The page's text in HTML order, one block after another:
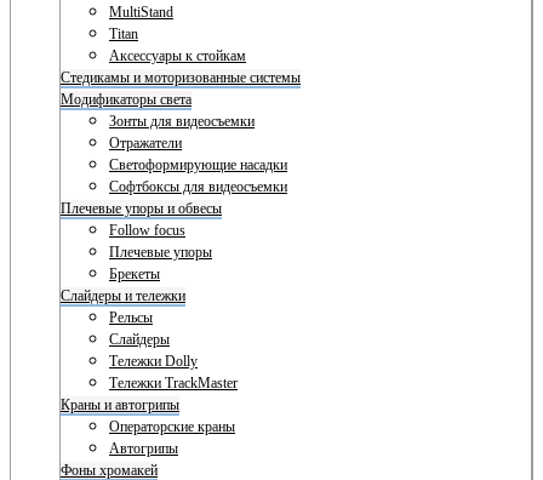
MultiStand
Titan
Аксессуары к стойкам
Стедикамы и моторизованные системы
Модификаторы света
Зонты для видеосъемки
Отражатели
Светоформирующие насадки
Софтбоксы для видеосъемки
Плечевые упоры и обвесы
Follow focus
Плечевые упоры
Брекеты
Слайдеры и тележки
Рельсы
Слайдеры
Тележки Dolly
Тележки TrackMaster
Краны и автогрипы
Операторские краны
Автогрипы
Фоны хромакей